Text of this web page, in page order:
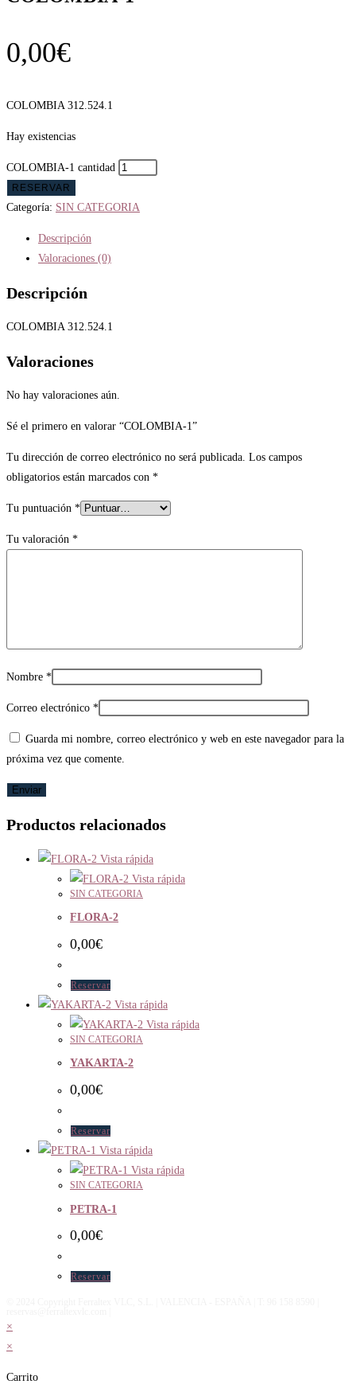
0,00€
COLOMBIA 312.524.1
Hay existencias
COLOMBIA-1 cantidad
RESERVAR
Categoría: SIN CATEGORIA
Descripción
Valoraciones (0)
Descripción
COLOMBIA 312.524.1
Valoraciones
No hay valoraciones aún.
Sé el primero en valorar “COLOMBIA-1”
Tu dirección de correo electrónico no será publicada. Los campos
obligatorios están marcados con *
Tu puntuación *
Tu valoración *
Nombre *
Correo electrónico *
Guarda mi nombre, correo electrónico y web en este navegador para la
próxima vez que comente.
Productos relacionados
Vista rápida
Vista rápida
SIN CATEGORIA
FLORA-2
0,00€
Reservar
Vista rápida
Vista rápida
SIN CATEGORIA
YAKARTA-2
0,00€
Reservar
Vista rápida
Vista rápida
SIN CATEGORIA
PETRA-1
0,00€
Reservar
×
×
Carrito